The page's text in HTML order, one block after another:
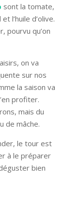
sont la tomate,
l’huile d’olive.
pourvu qu’on
on va
sur nos
la saison va
profiter.
mais du
de mâche.
le tour est
à le préparer
bien